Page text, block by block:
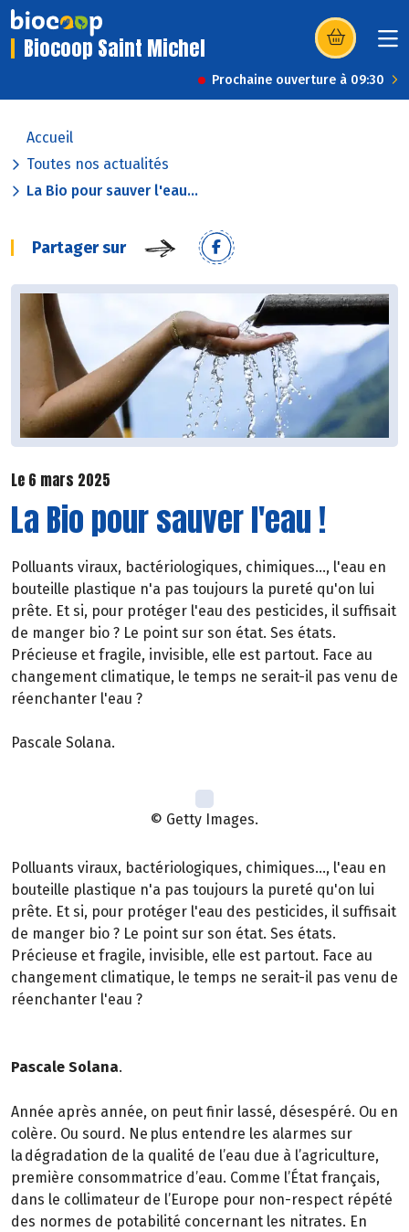
Biocoop Saint Michel (s’ouvre dans
Prochaine ouverture à 09:30
Accueil
Toutes nos actualités
La Bio pour sauver l'eau...
Partager sur
Le 6 mars 2025
La Bio pour sauver l'eau !
Polluants viraux, bactériologiques, chimiques..., l'eau en
bouteille plastique n'a pas toujours la pureté qu'on lui
prête. Et si, pour protéger l'eau des pesticides, il suffisait
de manger bio ? Le point sur son état. Ses états.
Précieuse et fragile, invisible, elle est partout. Face au
changement climatique, le temps ne serait-il pas venu de
réenchanter l'eau ?
Pascale Solana.
© Getty Images.
Polluants viraux, bactériologiques, chimiques..., l'eau en
bouteille plastique n'a pas toujours la pureté qu'on lui
prête. Et si, pour protéger l'eau des pesticides, il suffisait
de manger bio ? Le point sur son état. Ses états.
Précieuse et fragile, invisible, elle est partout. Face au
changement climatique, le temps ne serait-il pas venu de
réenchanter l'eau ?
Pascale Solana.
Année après année, on peut finir lassé, désespéré. Ou en
colère. Ou sourd. Ne plus entendre les alarmes sur
la dégradation de la qualité de l’eau due à l’agriculture,
première consommatrice d’eau. Comme l’État français,
dans le collimateur de l’Europe pour non-respect répété
des normes de potabilité concernant les nitrates. En